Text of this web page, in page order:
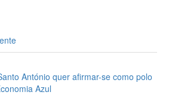
António quer afirmar-se como polo
Azul